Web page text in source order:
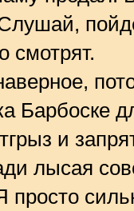
смотрят.
Барбоске
и
лысая
просто